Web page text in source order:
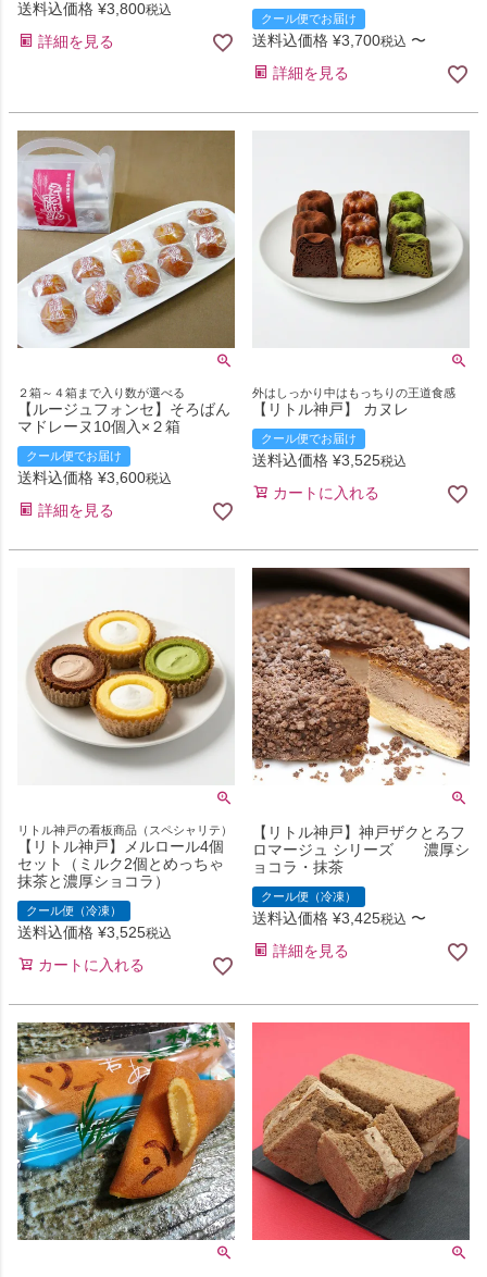
送料込価格 ¥3,800税込
詳細を見る
クール便でお届け
送料込価格 ¥3,700税込 〜
詳細を見る
２箱～４箱まで入り数が選べる
【ルージュフォンセ】そろばん
マドレーヌ10個入×２箱
クール便でお届け
送料込価格 ¥3,600税込
詳細を見る
外はしっかり中はもっちりの王道食感
【リトル神戸】 カヌレ
クール便でお届け
送料込価格 ¥3,525税込
カートに入れる
リトル神戸の看板商品（スペシャリテ）
【リトル神戸】メルロール4個
セット（ミルク2個とめっちゃ
抹茶と濃厚ショコラ）
クール便（冷凍）
送料込価格 ¥3,525税込
カートに入れる
【リトル神戸】神戸ザクとろフ
ロマージュ シリーズ 濃厚シ
ョコラ・抹茶
クール便（冷凍）
送料込価格 ¥3,425税込 〜
詳細を見る